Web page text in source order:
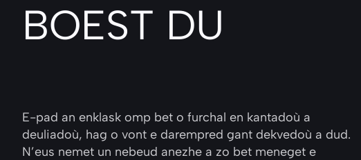
BOEST DU
E-pad an enklask omp bet o furchal en kantadoù a
deuliadoù, hag o vont e darempred gant dekvedoù a dud.
N’eus nemet un nebeud anezhe a zo bet meneget e